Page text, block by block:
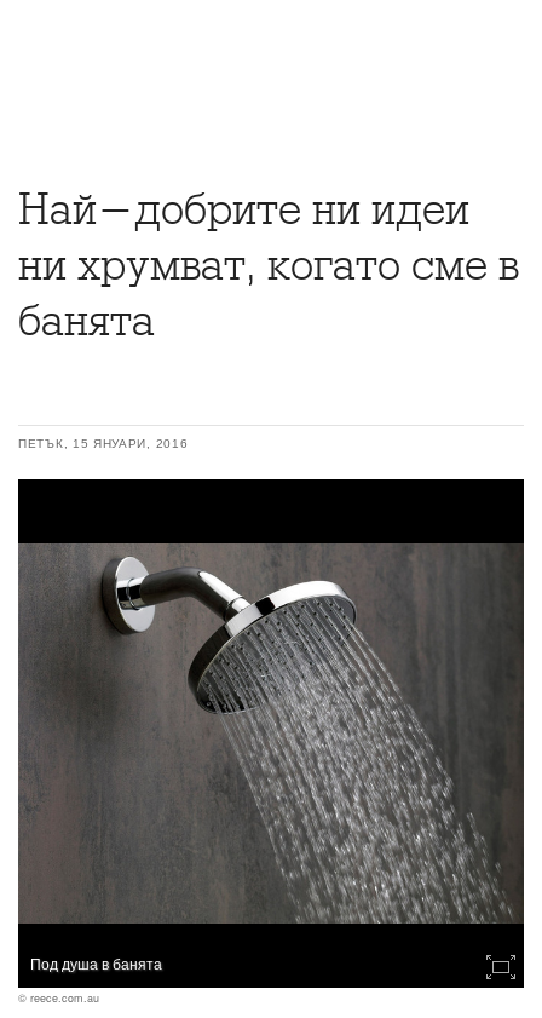
Най-добрите ни идеи
ни хрумват, когато сме в
банята
ПЕТЪК, 15 ЯНУАРИ, 2016
Под душа в банята
© reece.com.au